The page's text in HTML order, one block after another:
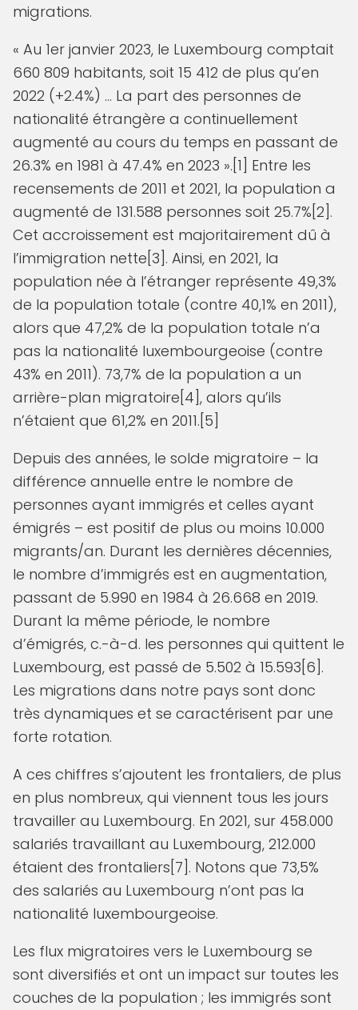
migrations.
« Au 1er janvier 2023, le Luxembourg comptait
660 809 habitants, soit 15 412 de plus qu’en
2022 (+2.4%) … La part des personnes de
nationalité étrangère a continuellement
augmenté au cours du temps en passant de
26.3% en 1981 à 47.4% en 2023 ».[1] Entre les
recensements de 2011 et 2021, la population a
augmenté de 131.588 personnes soit 25.7%[2].
Cet accroissement est majoritairement dû à
l’immigration nette[3]. Ainsi, en 2021, la
population née à l’étranger représente 49,3%
de la population totale (contre 40,1% en 2011),
alors que 47,2% de la population totale n’a
pas la nationalité luxembourgeoise (contre
43% en 2011). 73,7% de la population a un
arrière-plan migratoire[4], alors qu’ils
n’étaient que 61,2% en 2011.[5]
Depuis des années, le solde migratoire – la
différence annuelle entre le nombre de
personnes ayant immigrés et celles ayant
émigrés – est positif de plus ou moins 10.000
migrants/an. Durant les dernières décennies,
le nombre d’immigrés est en augmentation,
passant de 5.990 en 1984 à 26.668 en 2019.
Durant la même période, le nombre
d’émigrés, c.-à-d. les personnes qui quittent le
Luxembourg, est passé de 5.502 à 15.593[6].
Les migrations dans notre pays sont donc
très dynamiques et se caractérisent par une
forte rotation.
A ces chiffres s’ajoutent les frontaliers, de plus
en plus nombreux, qui viennent tous les jours
travailler au Luxembourg. En 2021, sur 458.000
salariés travaillant au Luxembourg, 212.000
étaient des frontaliers[7]. Notons que 73,5%
des salariés au Luxembourg n’ont pas la
nationalité luxembourgeoise.
Les flux migratoires vers le Luxembourg se
sont diversifiés et ont un impact sur toutes les
couches de la population ; les immigrés sont